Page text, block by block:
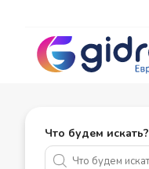
Что будем искать?